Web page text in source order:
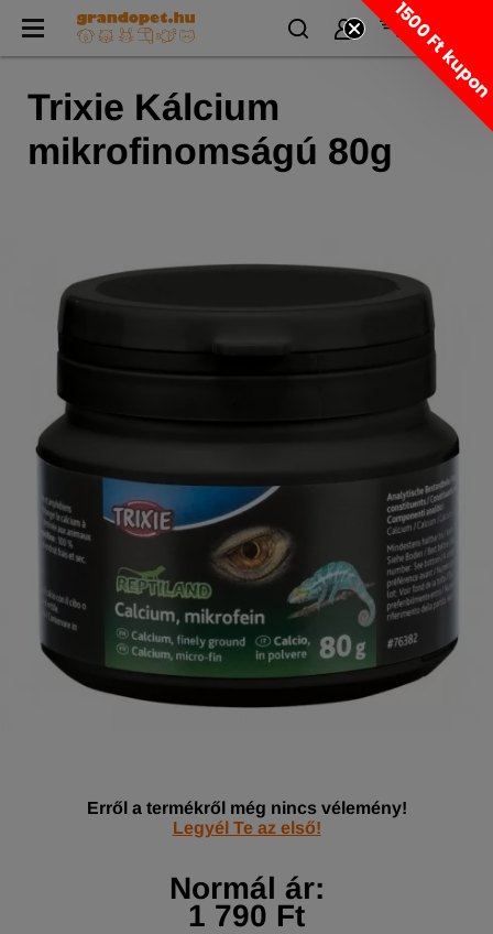
Trixie Kálcium
mikrofinomságú 80g
Erről a termékről még nincs vélemény!
Legyél Te az első!
Normál ár:
1 790 Ft
1500 Ft